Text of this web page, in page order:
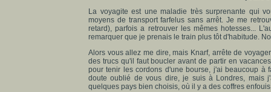
La voyagite est une maladie très surprenante qui
moyens de transport farfelus sans arrêt. Je me
retard), parfois a retrouver les mêmes hotesses...
remarquer que je prenais le train plus tôt d'habitude.
Alors vous allez me dire, mais Knarf, arrête de
des trucs qu'il faut boucler avant de partir en
pour tenir les cordons d'une bourse, j'ai beaucoup à
doute oublié de vous dire, je suis à Londres, mais
quelques pays bien choisis, où il y a des coffres